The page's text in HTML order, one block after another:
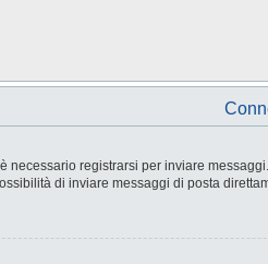
necessario registrarsi per inviare
di inviare messaggi di posta